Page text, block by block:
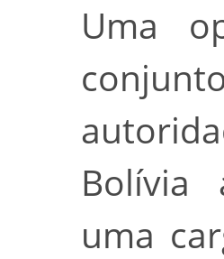
Uma
Bolívia
uma